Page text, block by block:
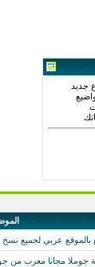
جديد
بالموقع عربي لجميع نسخ
جوملا مجانا معرب من